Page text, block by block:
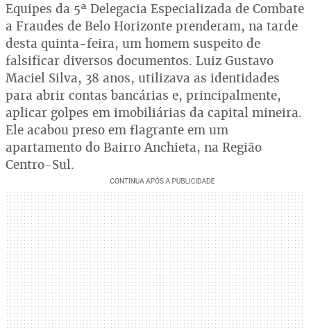
Equipes da 5ª Delegacia Especializada de Combate
a Fraudes de Belo Horizonte prenderam, na tarde
desta quinta-feira, um homem suspeito de
falsificar diversos documentos. Luiz Gustavo
Maciel Silva, 38 anos, utilizava as identidades
para abrir contas bancárias e, principalmente,
aplicar golpes em imobiliárias da capital mineira.
Ele acabou preso em flagrante em um
apartamento do Bairro Anchieta, na Região
Centro-Sul.